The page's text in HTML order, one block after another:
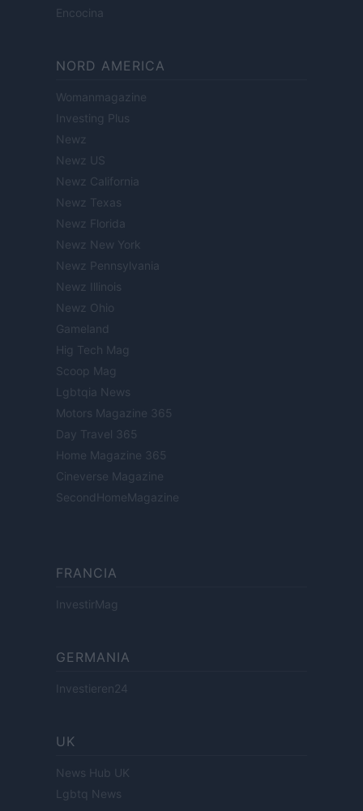
Encocina
NORD AMERICA
Womanmagazine
Investing Plus
Newz
Newz US
Newz California
Newz Texas
Newz Florida
Newz New York
Newz Pennsylvania
Newz Illinois
Newz Ohio
Gameland
Hig Tech Mag
Scoop Mag
Lgbtqia News
Motors Magazine 365
Day Travel 365
Home Magazine 365
Cineverse Magazine
SecondHomeMagazine
FRANCIA
InvestirMag
GERMANIA
Investieren24
UK
News Hub UK
Lgbtq News